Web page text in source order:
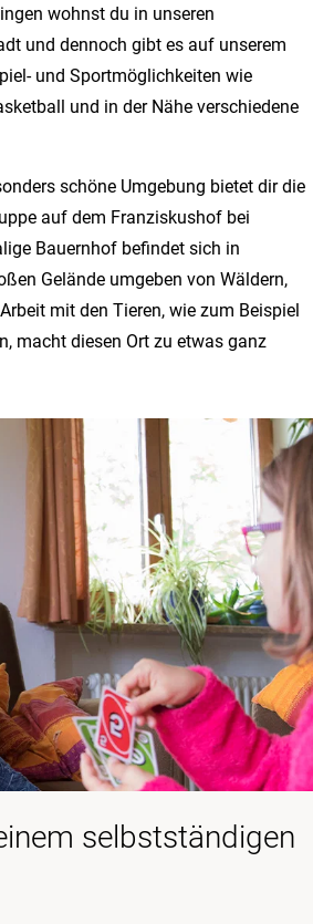
wohnst du in unseren
und dennoch gibt es auf unserem
und Sportmöglichkeiten wie
und in der Nähe verschiedene
schöne Umgebung bietet dir die
auf dem Franziskushof bei
Bauernhof befindet sich in
Gelände umgeben von Wäldern,
mit den Tieren, wie zum Beispiel
macht diesen Ort zu etwas ganz
selbstständigen